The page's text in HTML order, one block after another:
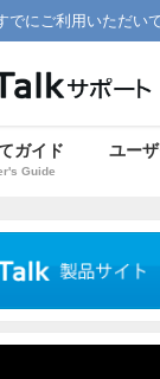
でにご利用いただい
ガイド
Guide
ユー